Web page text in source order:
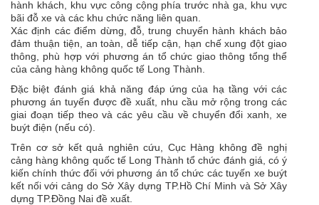
hành khách, khu vực công cộng phía trước nhà ga, khu vực
bãi đỗ xe và các khu chức năng liên quan.
Xác định các điểm dừng, đỗ, trung chuyển hành khách bảo
đảm thuận tiện, an toàn, dễ tiếp cận, hạn chế xung đột giao
thông, phù hợp với phương án tổ chức giao thông tổng thể
của cảng hàng không quốc tế Long Thành.
Đặc biệt đánh giá khả năng đáp ứng của hạ tầng với các
phương án tuyến được đề xuất, nhu cầu mở rộng trong các
giai đoạn tiếp theo và các yêu cầu về chuyển đổi xanh, xe
buýt điện (nếu có).
Trên cơ sở kết quả nghiên cứu, Cục Hàng không đề nghị
cảng hàng không quốc tế Long Thành tổ chức đánh giá, có ý
kiến chính thức đối với phương án tổ chức các tuyến xe buýt
kết nối với cảng do Sở Xây dựng TP.Hồ Chí Minh và Sở Xây
dựng TP.Đồng Nai đề xuất.